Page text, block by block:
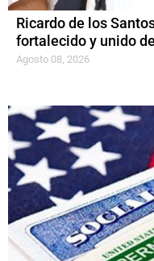
Ricardo de los
fortalecido y unido
Agosto 08, 2026